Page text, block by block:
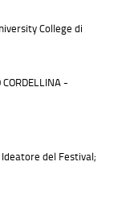
College di
-
Ideatore del Festival;